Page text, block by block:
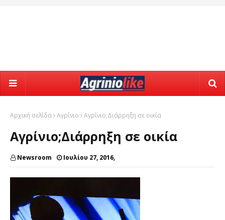
Αρχική σελίδα Αγρίνιο Αγρίνιο;Διάρρηξη σε οικία
Αγρίνιο;Διάρρηξη σε οικία
Newsroom Ιουλίου 27, 2016,